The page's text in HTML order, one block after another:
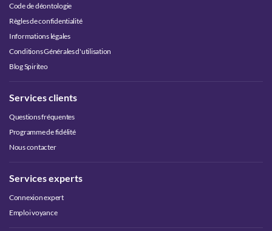
Code de déontologie
Règles de confidentialité
Informations légales
Conditions Générales d'utilisation
Blog Spiriteo
Services clients
Questions fréquentes
Programme de fidélité
Nous contacter
Services experts
Connexion expert
Emploi voyance